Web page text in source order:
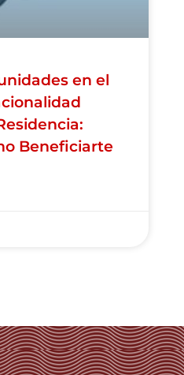
en el
Beneficiarte